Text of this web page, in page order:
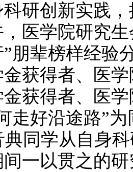
研创新实践
，医学院研究
朋辈榜样经验
获得者、医
获得者、医
走好沿途路”
典同学从自身
一以贯之的